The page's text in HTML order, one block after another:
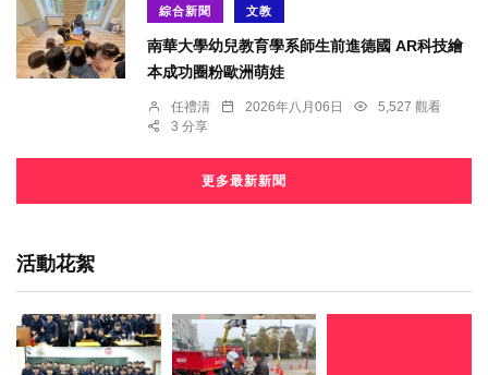
綜合新聞 文教
南華大學幼兒教育學系師生前進德國 AR科技繪
本成功圈粉歐洲萌娃
任禮清 2026年八月06日
5,527 觀看
3 分享
更多最新新聞
活動花絮